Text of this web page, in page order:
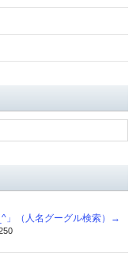
」（人名グーグル検索）→